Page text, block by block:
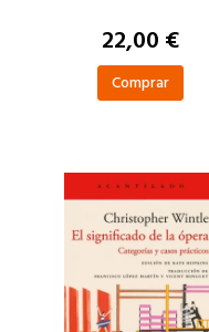
22,00 €
Comprar